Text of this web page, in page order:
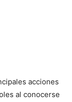
acciones
al conocerse